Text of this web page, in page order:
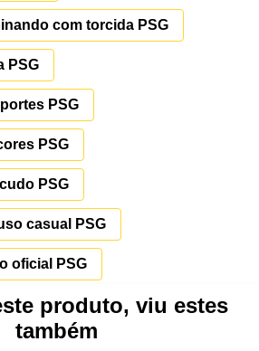
com torcida PSG
PSG
PSG
PSG
PSG
casual PSG
oficial PSG
produto, viu estes
também